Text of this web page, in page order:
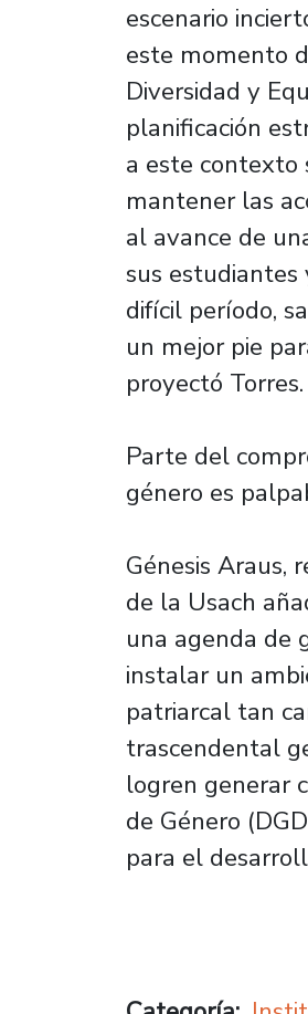
escenario
este momento
Diversidad y
planificación
a este contexto
mantener las
al avance de
sus
difícil período,
un mejor pie
proyectó
Parte del
género es
Génesis Araus,
de la Usach
una agenda de
instalar un
patriarcal tan
trascendental
logren generar
de Género
para el